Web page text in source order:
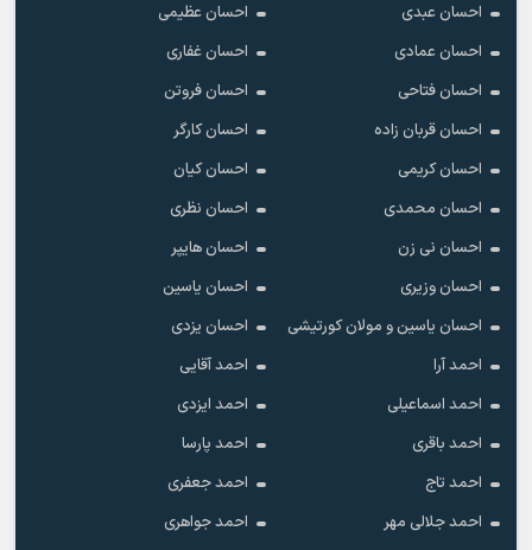
احسان عبدی
احسان عظیمی
احسان عمادی
احسان غفاری
احسان فتاحی
احسان فروتن
احسان قربان زاده
احسان کارگر
احسان کریمی
احسان کیان
احسان محمدی
احسان نظری
احسان نی زن
احسان هایپر
احسان وزیری
احسان یاسین
احسان یاسین و مولان کورتیشی
احسان یزدی
احمد آرا
احمد آقایی
احمد اسماعیلی
احمد ایزدی
احمد باقری
احمد پارسا
احمد تاج
احمد جعفری
احمد جلالی مهر
احمد جواهری